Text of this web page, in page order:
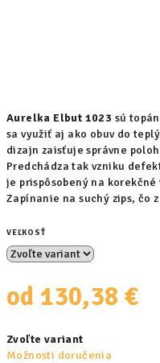
Aurelka Elbut 1023 sú
sa využiť aj ako obuv do
dizajn zaisťuje správne
Predchádza tak vzniku
je prispôsobený na
Zapínanie na suchý zips, čo
VEĽKOSŤ
od 130,38 €
cena:
Zvoľte variant
Možnosti doručenia